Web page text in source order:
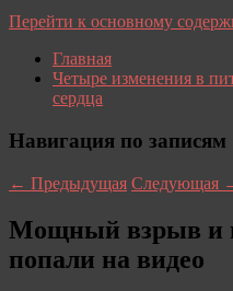
Перейти к основному
Главная
Четыре изменения в
сердца
Навигация по записям
← Предыдущая Следующая
Мощный взрыв и
попали на видео